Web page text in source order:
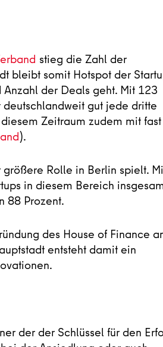
stieg die Zahl der
bleibt somit Hotspot der
der Deals geht. Mit 123
deutschlandweit gut jede dritte
Zeitraum zudem mit fast
).
Rolle in Berlin spielt.
in diesem Bereich
88 Prozent.
des House of Finance
entsteht damit ein
der der Schlüssel für den